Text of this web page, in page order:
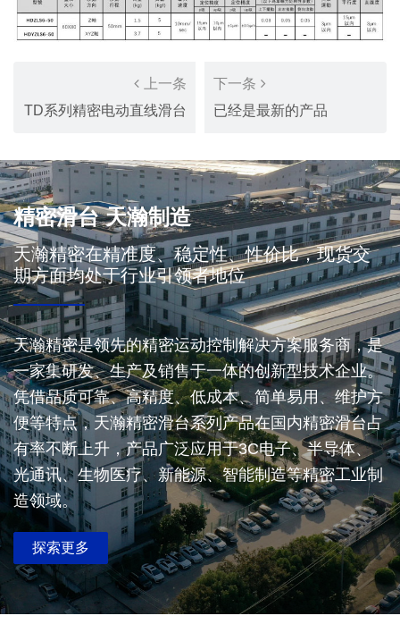
上一条
TD系列精密电动直线滑台
下一条
已经是最新的产品
精密滑台 天瀚制造
天瀚精密在精准度、稳定性、性价比，现货交
期方面均处于行业引领者地位
天瀚精密是领先的精密运动控制解决方案服务商，是
一家集研发、生产及销售于一体的创新型技术企业。
凭借品质可靠、高精度、低成本、简单易用、维护方
便等特点，天瀚精密滑台系列产品在国内精密滑台占
有率不断上升，产品广泛应用于3C电子、半导体、
光通讯、生物医疗、新能源、智能制造等精密工业制
造领域。
探索更多